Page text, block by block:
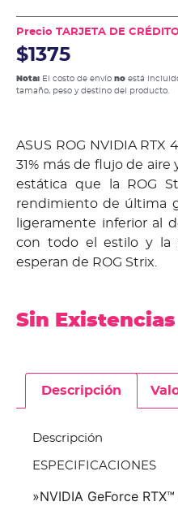
Precio TARJETA DE
$1375
Nota: El costo de envío no está
tamaño, peso y destino del producto.
ASUS ROG NVIDIA
31% más de flujo de aire
estática que la ROG
rendimiento de última
ligeramente inferior al
con todo el estilo y la
esperan de ROG Strix.
Sin Existencias
Descripción
Descripción
ESPECIFICACIONES
»NVIDIA GeForce